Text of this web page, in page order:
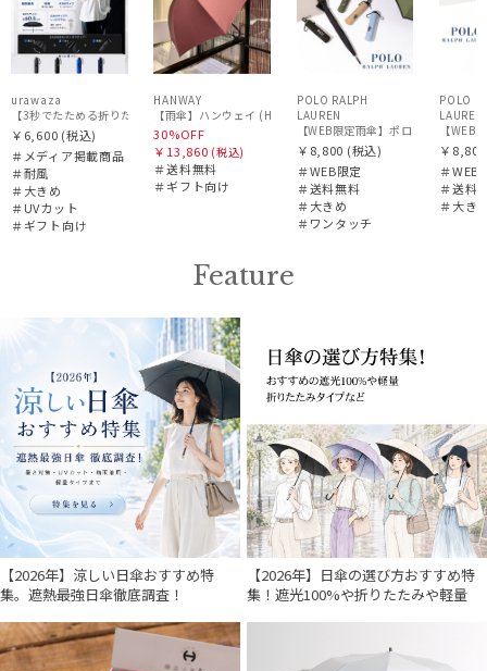
価格・割引率
販売状況
入荷状況
urawaza
【3秒でたためる折りたたみ雨傘】urawaza 無双（ウラワザ）プレーン58 耐風 大きめ
￥6,600 (税込)
＃メディア掲載商品
＃耐風
＃大きめ
＃UVカット
＃ギフト向け
HANWAY
【雨傘】ハンウェイ (HANWAY) 日本製
30%OFF
￥13,860 (税込)
＃送料無料
＃ギフト向け
POLO RALPH
LAUREN
【WEB限定雨傘】ポロ ラルフ ロー
￥8,800 (税込)
＃WEB限定
＃送料無料
＃大きめ
＃ワンタッチ
POLO
LAUREN
【WEB
￥8,800
＃WEB
＃送料
＃大き
Feature
【2026年】涼しい日傘おすすめ特
集。遮熱最強日傘徹底調査！
【2026年】日傘の選び方おすすめ特
集！遮光100%や折りたたみや軽量